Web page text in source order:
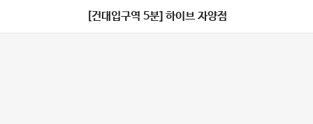
[건대입구역 5분] 하이브 자양점